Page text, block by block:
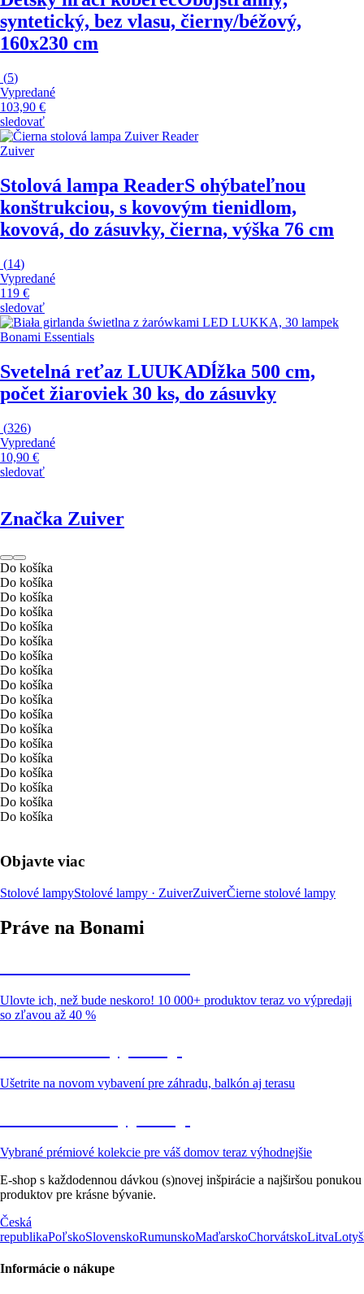
syntetický, bez vlasu, čierny/béžový,
160x230 cm
(5)
Vypredané
103,90 €
sledovať
Zuiver
Stolová lampa ReaderS ohýbateľnou
konštrukciou, s kovovým tienidlom,
kovová, do zásuvky, čierna, výška 76 cm
(14)
Vypredané
119 €
sledovať
Bonami Essentials
Svetelná reťaz LUUKADĺžka 500 cm,
počet žiaroviek 30 ks, do zásuvky
(326)
Vypredané
10,90 €
sledovať
Značka Zuiver
Do košíka
Do košíka
Do košíka
Do košíka
Do košíka
Do košíka
Do košíka
Do košíka
Do košíka
Do košíka
Do košíka
Do košíka
Do košíka
Do košíka
Do košíka
Do košíka
Do košíka
Do košíka
Objavte viac
Stolové lampyStolové lampy · ZuiverZuiverČierne stolové lampy
Práve na Bonami
Ulovte ich, než bude neskoro! 10 000+ produktov teraz vo výpredaji
so zľavou až 40 %
Ušetrite na novom vybavení pre záhradu, balkón aj terasu
Vybrané prémiové kolekcie pre váš domov teraz výhodnejšie
E-shop s každodennou dávkou (s)novej inšpirácie a najširšou ponukou
produktov pre krásne bývanie.
Česká
republikaPoľskoSlovenskoRumunskoMaďarskoChorvátskoLitva
Informácie o nákupe